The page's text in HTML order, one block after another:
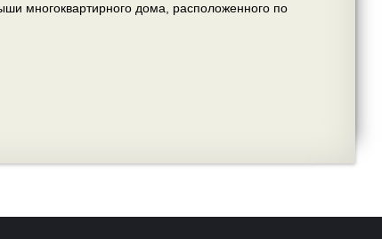
многоквартирного дома, расположенного по